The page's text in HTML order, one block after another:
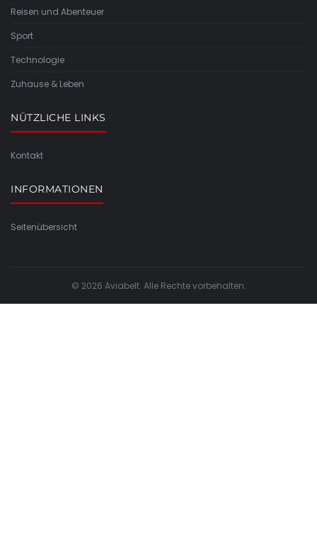
Reisen und Abenteuer
Sport
Technologie
Zuhause & Leben
NÜTZLICHE LINKS
Kontakt
INFORMATIONEN
Seitenübersicht
© 2026 Aviabelt. Alle Rechte vorbehalten.